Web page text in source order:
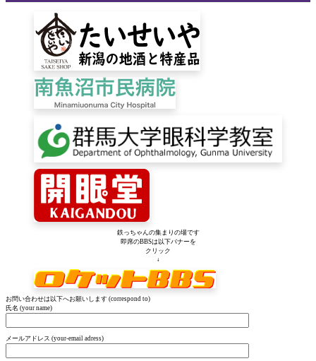
鉄っちゃんの集まりの場です
即席のBBSは以下バナーを
クリック
↓
お問い合わせは以下へお願いします (correspond to)
氏名 (your name)
メールアドレス (your-email adress)